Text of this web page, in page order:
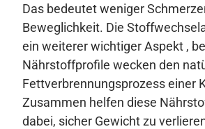
Das bedeutet weniger
Beweglichkeit. Die
ein weiterer wichtiger Aspekt ,
Nährstoffprofile wecken den
Fettverbrennungsprozess einer
Zusammen helfen diese
dabei, sicher Gewicht zu